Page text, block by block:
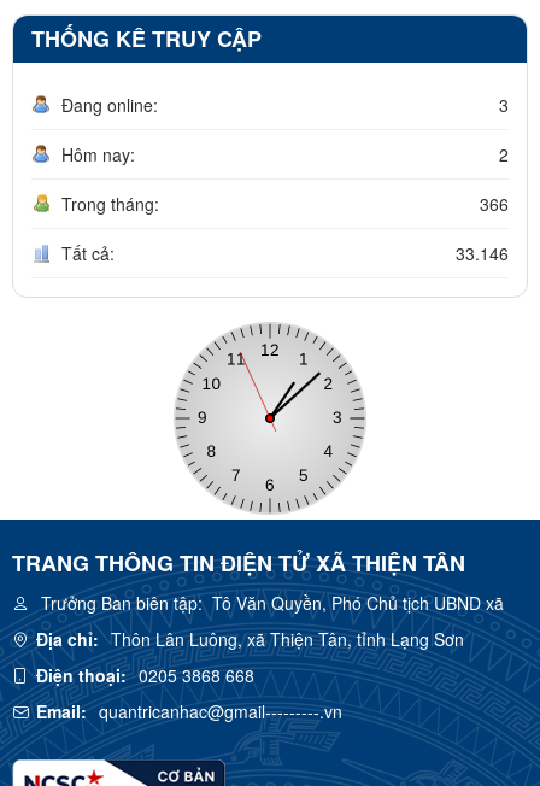
THỐNG KÊ TRUY CẬP
Đang online: 3
Hôm nay: 2
Trong tháng: 366
Tất cả: 33.146
TRANG THÔNG TIN ĐIỆN TỬ XÃ THIỆN TÂN
Trưởng Ban biên tập:Tô Văn Quyền, Phó Chủ tịch UBND xã
Địa chỉ: Thôn Lân Luông, xã Thiện Tân, tỉnh Lạng Sơn
Điện thoại: 0205 3868 668
Email: quantricanhac@gmail---------.vn